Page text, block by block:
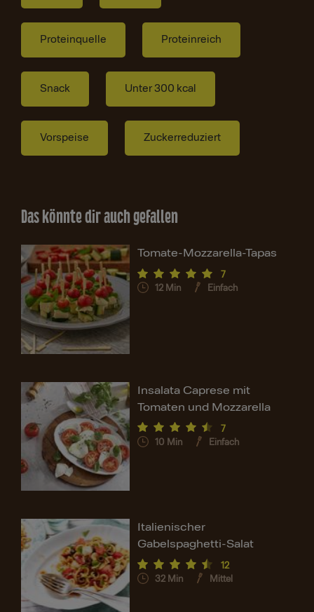
Proteinquelle Proteinreich
Snack Unter 300 kcal
Vorspeise Zuckerreduziert
Das könnte dir auch gefallen
Tomate-Mozzarella-Tapas
7
12 Min Einfach
Insalata Caprese mit
Tomaten und Mozzarella
7
10 Min Einfach
Italienischer
Gabelspaghetti-Salat
12
32 Min Mittel